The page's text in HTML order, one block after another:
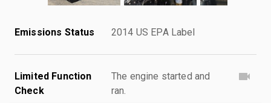
Emissions Status 2014 US EPA Label
Limited Function
Check
The engine started and
ran.